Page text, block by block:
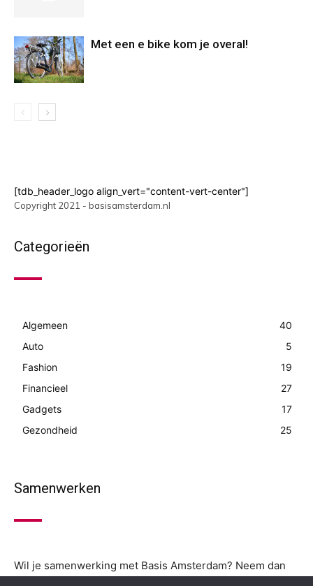
Met een e bike kom je overal!
[tdb_header_logo align_vert="content-vert-center"]
Copyright 2021 - basisamsterdam.nl
Categorieën
Algemeen
40
Auto
5
Fashion
19
Financieel
27
Gadgets
17
Gezondheid
25
Samenwerken
Wil je samenwerking met Basis Amsterdam? Neem dan